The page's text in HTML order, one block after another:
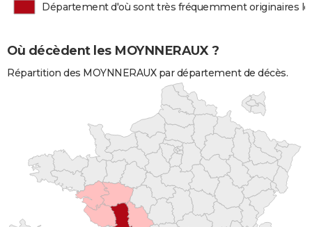
Département d'où sont très fréquemment originaires
Où décèdent les MOYNNERAUX ?
Répartition des MOYNNERAUX par département de décès.